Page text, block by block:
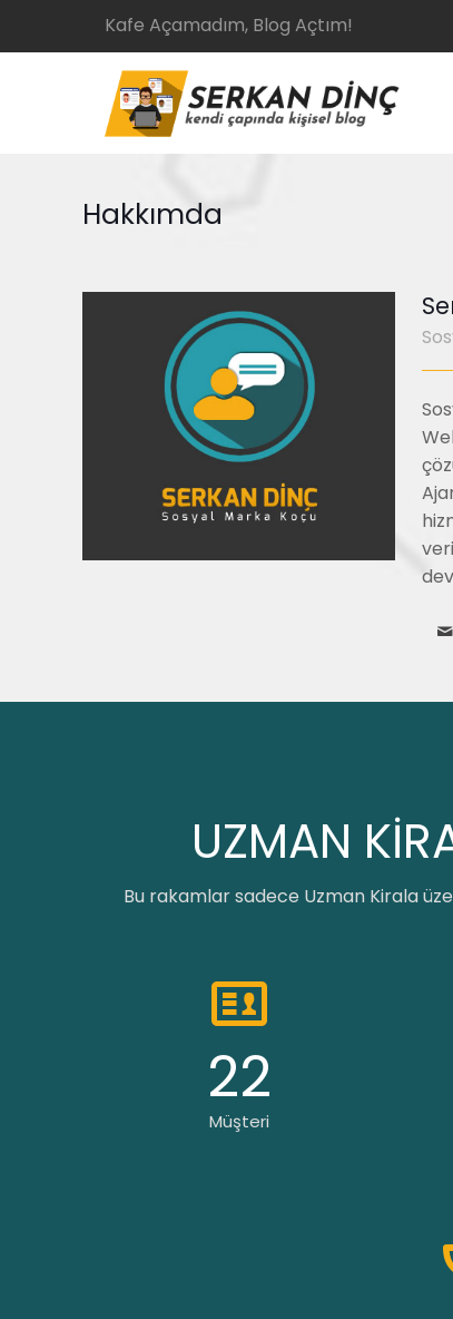
Kafe Açamadım, Blog Açtım!
Hakkımda
UZMAN
Bu rakamlar sadece Uzman Kirala
22
Müşteri